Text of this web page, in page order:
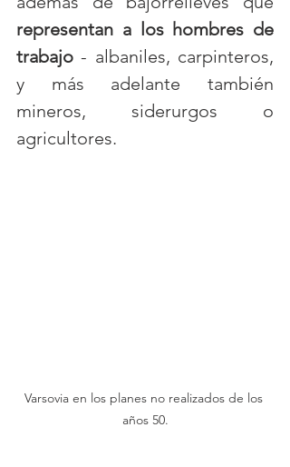
representan a los hombres de
trabajo - albaniles, carpinteros,
y más adelante también
mineros, siderurgos o
agricultores.
Varsovia en los planes no realizados de los
años 50.